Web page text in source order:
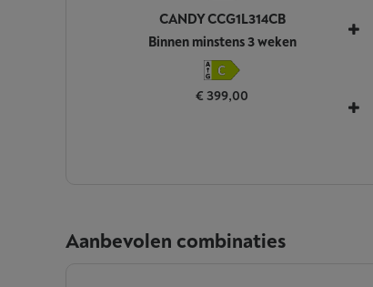
CANDY CCG1L314CB
Binnen minstens 3 weken
€ 399,00
Aanbevolen combinaties